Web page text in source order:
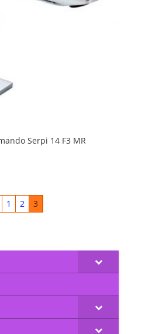
Serpi 14 F3 MR
1 2 3